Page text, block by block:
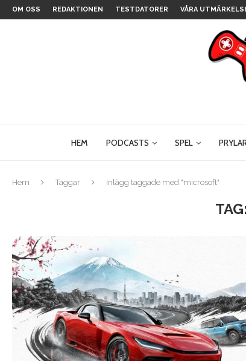
OM OSS REDAKTIONEN TESTDATORER VÅRA
HEM PODCASTS SPEL
Hem Taggar Inlägg taggade med "microsoft"
TAG: